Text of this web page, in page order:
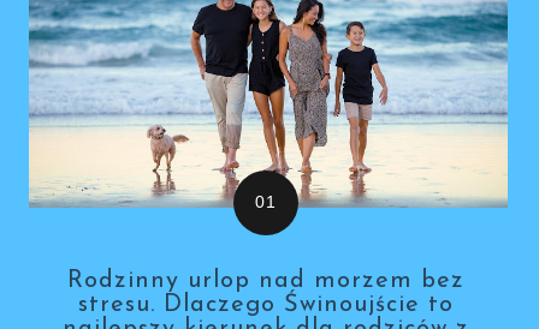
Rodzinny urlop nad morzem bez
stresu. Dlaczego Świnoujście to